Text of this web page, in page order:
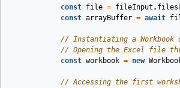
const file = fileInput . files
const arrayBuffer = await
// Instantiating a Workbook
// Opening the Excel file
const workbook = new
// Accessing the first